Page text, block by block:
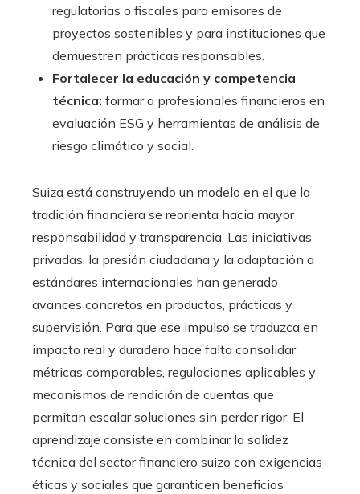
regulatorias o fiscales para emisores de
proyectos sostenibles y para instituciones que
demuestren prácticas responsables.
Fortalecer la educación y competencia
técnica: formar a profesionales financieros en
evaluación ESG y herramientas de análisis de
riesgo climático y social.
Suiza está construyendo un modelo en el que la
tradición financiera se reorienta hacia mayor
responsabilidad y transparencia. Las iniciativas
privadas, la presión ciudadana y la adaptación a
estándares internacionales han generado
avances concretos en productos, prácticas y
supervisión. Para que ese impulso se traduzca en
impacto real y duradero hace falta consolidar
métricas comparables, regulaciones aplicables y
mecanismos de rendición de cuentas que
permitan escalar soluciones sin perder rigor. El
aprendizaje consiste en combinar la solidez
técnica del sector financiero suizo con exigencias
éticas y sociales que garanticen beneficios